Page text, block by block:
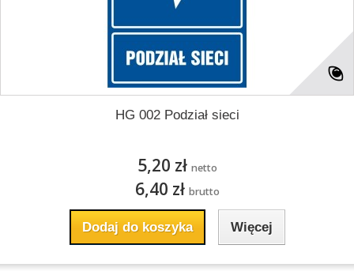
HG 002 Podział sieci
5,20 zł netto
6,40 zł brutto
Dodaj do koszyka Więcej